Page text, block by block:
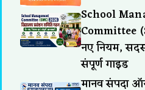
School
Committee
नए नियम,
संपूर्ण गाइड
मानव संपदा